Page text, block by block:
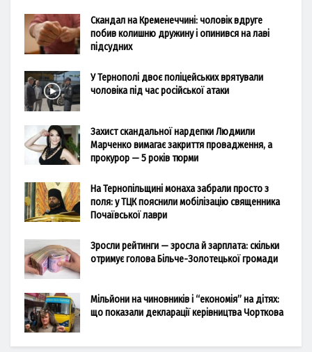
Скандал на Кременеччині: чоловік вдруге
побив колишню дружину і опинився на лаві
підсудних
У Тернополі двоє поліцейських врятували
чоловіка під час російської атаки
Захист скандальної нардепки Людмили
Марченко вимагає закриття провадження, а
прокурор — 5 років тюрми
На Тернопільщині монаха забрали просто з
поля: у ТЦК пояснили мобілізацію священника
Почаївської лаври
Зросли рейтинги — зросла й зарплата: скільки
отримує голова Більче-Золотецької громади
Мільйони на чиновників і “економія” на дітях:
що показали декларації керівництва Чорткова